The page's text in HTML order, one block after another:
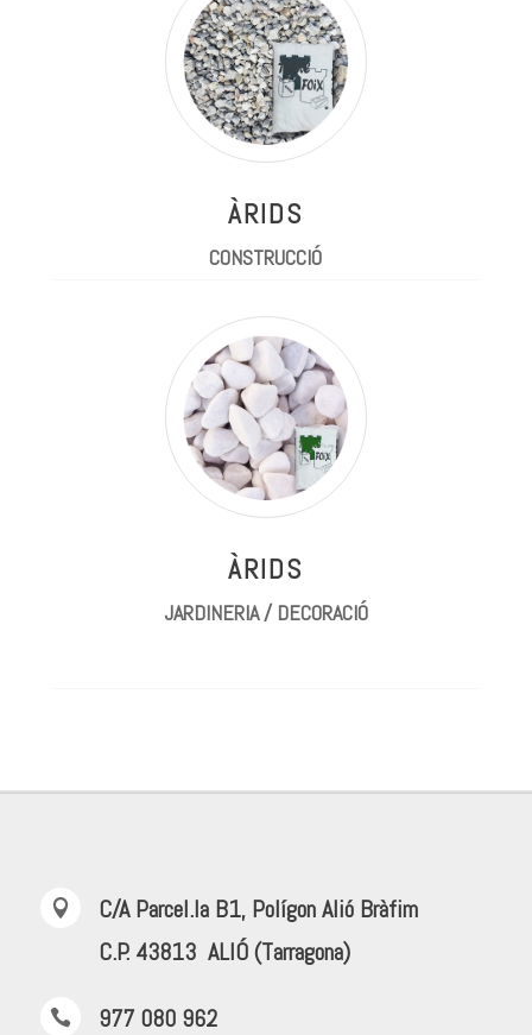
ÀRIDS
CONSTRUCCIÓ
ÀRIDS
JARDINERIA / DECORACIÓ

C/A Parcel.la B1, Polígon Alió Bràfim
C.P. 43813 ALIÓ (Tarragona)
 977 080 962